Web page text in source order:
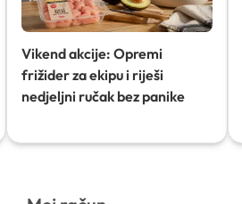
Vikend akcije: Opremi
frižider za ekipu i riješi
nedjeljni ručak bez panike